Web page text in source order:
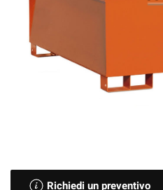
Richiedi un preventivo